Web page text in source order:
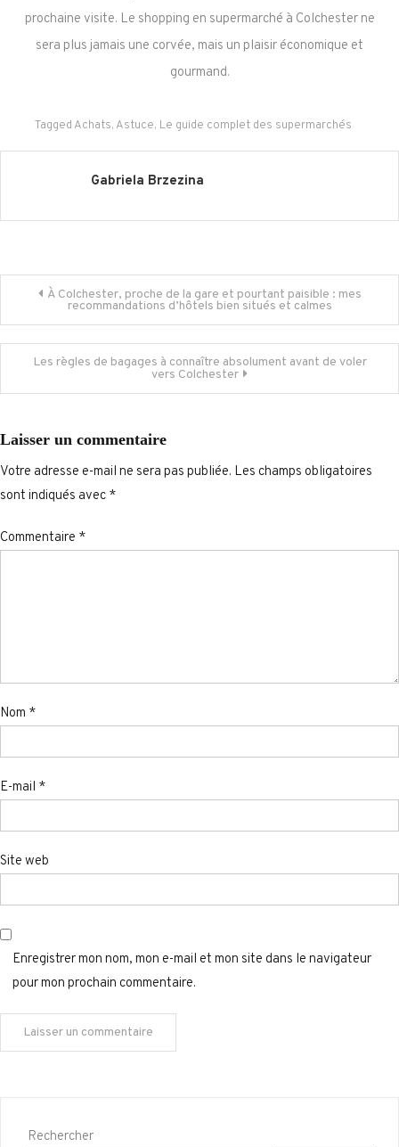
prochaine visite. Le shopping en supermarché à Colchester ne
sera plus jamais une corvée, mais un plaisir économique et
gourmand.
Tagged Achats, Astuce, Le guide complet des supermarchés
Gabriela Brzezina
Navigation
de
l’article
À Colchester, proche de la gare et pourtant paisible : mes
recommandations d’hôtels bien situés et calmes
Les règles de bagages à connaître absolument avant de voler
vers Colchester
Laisser un commentaire
Votre adresse e-mail ne sera pas publiée. Les champs obligatoires
sont indiqués avec *
Commentaire *
Nom *
E-mail *
Site web
Enregistrer mon nom, mon e-mail et mon site dans le navigateur
pour mon prochain commentaire.
Rechercher